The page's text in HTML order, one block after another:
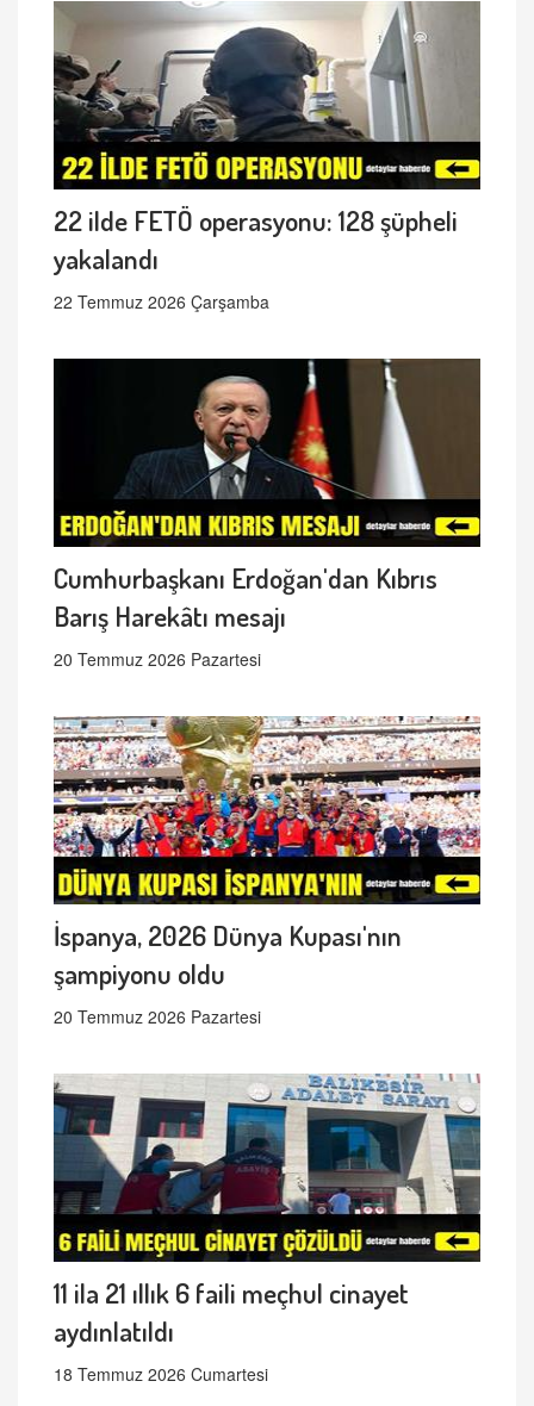
22 ilde FETÖ operasyonu: 128 şüpheli
yakalandı
22 Temmuz 2026 Çarşamba
Cumhurbaşkanı Erdoğan'dan Kıbrıs
Barış Harekâtı mesajı
20 Temmuz 2026 Pazartesi
İspanya, 2026 Dünya Kupası'nın
şampiyonu oldu
20 Temmuz 2026 Pazartesi
11 ila 21 ıllık 6 faili meçhul cinayet
aydınlatıldı
18 Temmuz 2026 Cumartesi